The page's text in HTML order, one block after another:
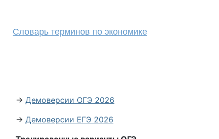
Словарь терминов по экономике
→ Демоверсии ОГЭ 2026
→ Демоверсии ЕГЭ 2026